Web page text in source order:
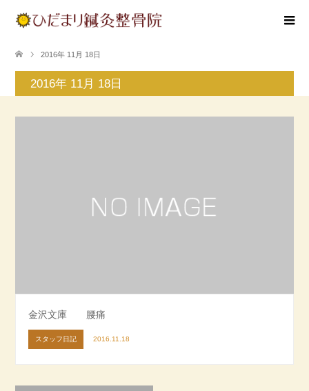
2016年 11月 18日
2016年 11月 18日
金沢文庫 腰痛
スタッフ日記 2016.11.18